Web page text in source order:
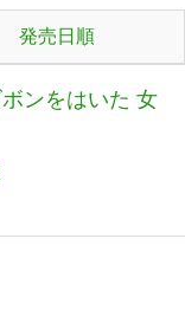
発売日順
ンをはいた 女